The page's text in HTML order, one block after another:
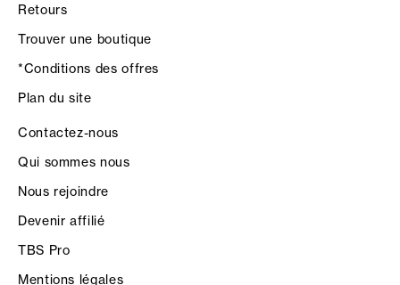
Retours
Trouver une boutique
*Conditions des offres
Plan du site
Contactez-nous
Qui sommes nous
Nous rejoindre
Devenir affilié
TBS Pro
Mentions légales